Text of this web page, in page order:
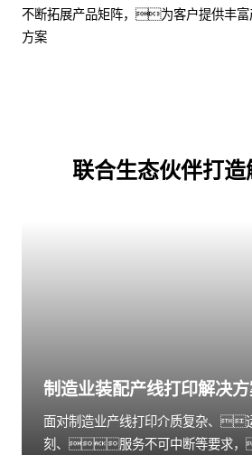
不断拓展产品矩阵，为客户提供丰富
方案
联合生态伙伴打
制造业装配产线打印解决
面对制造业产线打印介质复杂、
刻、服务不可中断等要求